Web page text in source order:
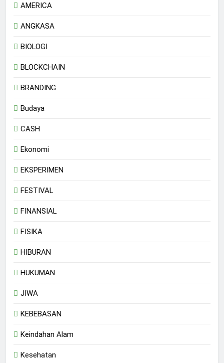
AMERICA
ANGKASA
BIOLOGI
BLOCKCHAIN
BRANDING
Budaya
CASH
Ekonomi
EKSPERIMEN
FESTIVAL
FINANSIAL
FISIKA
HIBURAN
HUKUMAN
JIWA
KEBEBASAN
Keindahan Alam
Kesehatan